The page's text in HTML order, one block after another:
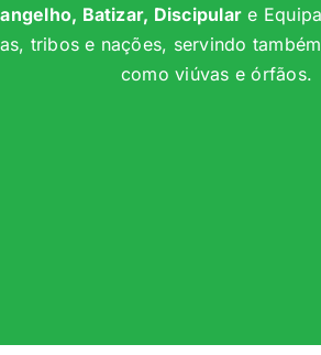
Batizar, Discipular e
tribos e nações, servindo
como viúvas e órfãos.